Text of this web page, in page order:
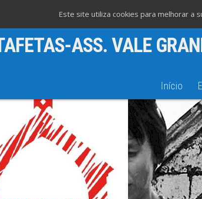
ASS. VALE
Início
Este site utiliza cookies para melhorar a